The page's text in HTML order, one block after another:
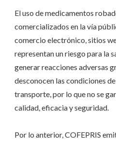
El uso de medicamentos
comercializados en la vía
comercio electrónico, sitios
representan un riesgo para la
generar reacciones adversas
desconocen las condiciones
transporte, por lo que no se
calidad, eficacia y seguridad.
Por lo anterior, COFEPRIS